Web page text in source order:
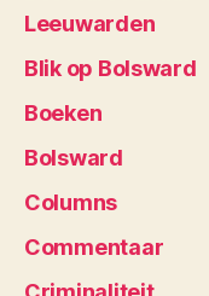
Leeuwarden
Blik op Bolsward
Boeken
Bolsward
Columns
Commentaar